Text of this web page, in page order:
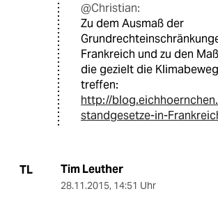
@Christian:
Zu dem Ausmaß der
Frankreich und zu den
die gezielt die
treffen:
http://
standgesetze-in-
TL Tim Leuther
28.11.2015, 14:51 Uhr